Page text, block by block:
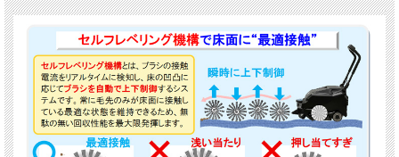
セルフレベリング機構搭載。床の凹凸を感知してブラシが自動
で上下し、常に毛先のみが最適な接地圧で接触。最高の回収性
能を発揮します。
低騒音仕様
運転音51.8dBを実現。静音性に優れた集塵ファンで、時間や場
所を選ばず作業できます。
長時間稼働
1回の充電で最大4.5時間連続運転可能。広い現場でも安心して